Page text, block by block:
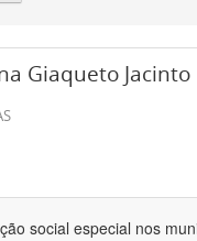
Giaqueto Jacinto
social especial nos